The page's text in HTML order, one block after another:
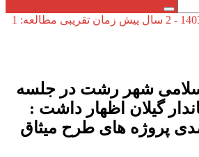
زمان تقریبی مطالعه: 1
شهر رشت در جلسه
گیلان اظهار داشت :
۳۴درصدی پروژه های طرح میثاق